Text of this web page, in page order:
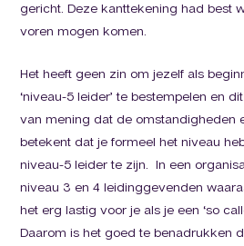
gericht. Deze kanttekening had best
voren mogen komen.
Het heeft geen zin om jezelf als
‘niveau-5 leider’ te bestempelen en
van mening dat de omstandigheden
betekent dat je formeel het niveau
niveau-5 leider te zijn. In een
niveau 3 en 4 leidinggevenden
het erg lastig voor je als je een ‘so
Daarom is het goed te benadrukken